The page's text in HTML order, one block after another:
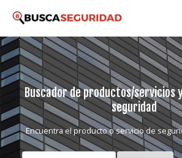
Buscador de productos/servicios
seguridad
Encuentra el producto o servicio de